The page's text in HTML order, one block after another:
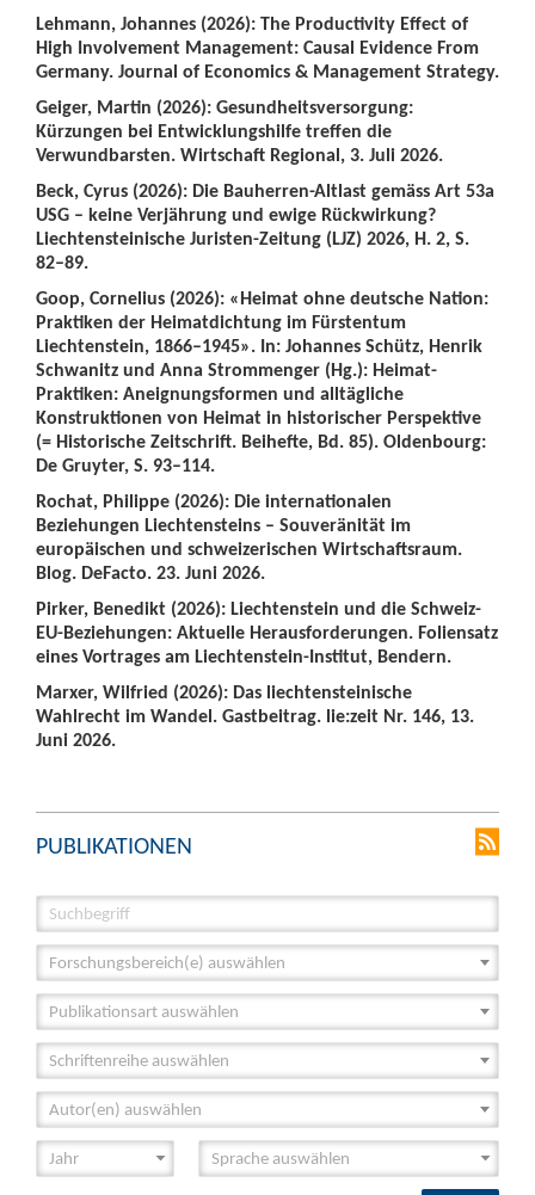
Lehmann, Johannes (2026): The Productivity Effect of
High Involvement Management: Causal Evidence From
Germany. Journal of Economics & Management Strategy.
Geiger, Martin (2026): Gesundheitsversorgung:
Kürzungen bei Entwicklungshilfe treffen die
Verwundbarsten. Wirtschaft Regional, 3. Juli 2026.
Beck, Cyrus (2026): Die Bauherren-Altlast gemäss Art 53a
USG – keine Verjährung und ewige Rückwirkung?
Liechtensteinische Juristen-Zeitung (LJZ) 2026, H. 2, S.
82–89.
Goop, Cornelius (2026): «Heimat ohne deutsche Nation:
Praktiken der Heimatdichtung im Fürstentum
Liechtenstein, 1866–1945». In: Johannes Schütz, Henrik
Schwanitz und Anna Strommenger (Hg.): Heimat-
Praktiken: Aneignungsformen und alltägliche
Konstruktionen von Heimat in historischer Perspektive
(= Historische Zeitschrift. Beihefte, Bd. 85). Oldenbourg:
De Gruyter, S. 93–114.
Rochat, Philippe (2026): Die internationalen
Beziehungen Liechtensteins – Souveränität im
europäischen und schweizerischen Wirtschaftsraum.
Blog. DeFacto. 23. Juni 2026.
Pirker, Benedikt (2026): Liechtenstein und die Schweiz-
EU-Beziehungen: Aktuelle Herausforderungen. Foliensatz
eines Vortrages am Liechtenstein-Institut, Bendern.
Marxer, Wilfried (2026): Das liechtensteinische
Wahlrecht im Wandel. Gastbeitrag. lie:zeit Nr. 146, 13.
Juni 2026.
PUBLIKATIONEN
Forschungsbereich(e) auswählen
Publikationsart auswählen
Schriftenreihe auswählen
Autor(en) auswählen